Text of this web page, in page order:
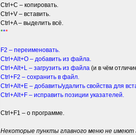
Ctrl+C – копировать.
Ctrl+V – вставить.
Ctrl+A – выделить всё.
***
F2 – переименовать.
Ctrl+Alt+O – добавить из файла.
Ctrl+Alt+L – загрузить из файла (и в чём
Ctrl+F2 – сохранить в файл.
Ctrl+Alt+E – добавить/удалить свойства для
Ctrl+Alt+F – исправить позиции указателей.
Ctrl+F1 – о программе.
Некоторые пункты главного меню не имеют